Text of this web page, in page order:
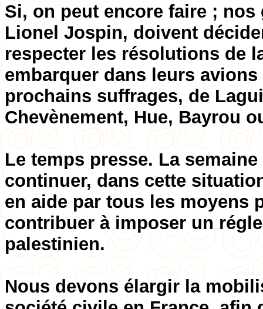
Si, on peut encore faire ;
Lionel Jospin, doivent
respecter les résolutions de
embarquer dans leurs
prochains suffrages, de
Chevènement, Hue, Bayrou
Le temps presse. La
continuer, dans cette
en aide par tous les moyens
contribuer à imposer un
palestinien.
Nous devons élargir la